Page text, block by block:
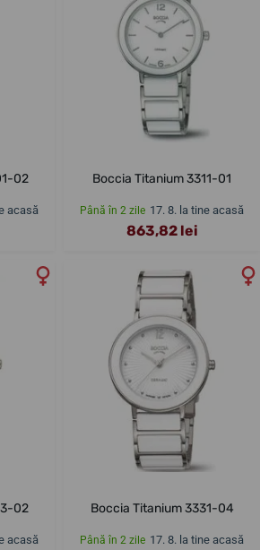
02
acasă
Boccia Titanium 3311-01
Până în 2 zile 17. 8. la tine acasă
863,82 lei
02
acasă
Boccia Titanium 3331-04
Până în 2 zile 17. 8. la tine acasă